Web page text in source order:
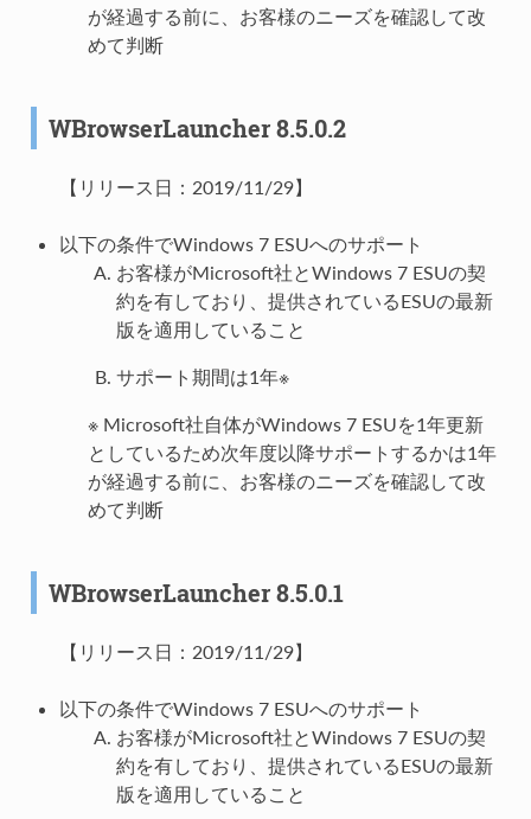
が経過する前に、お客様のニーズを確認して改
めて判断
WBrowserLauncher 8.5.0.2
【リリース日：2019/11/29】
以下の条件でWindows 7 ESUへのサポート
お客様がMicrosoft社とWindows 7 ESUの契
約を有しており、提供されているESUの最新
版を適用していること
サポート期間は1年※
※ Microsoft社自体がWindows 7 ESUを1年更新
としているため次年度以降サポートするかは1年
が経過する前に、お客様のニーズを確認して改
めて判断
WBrowserLauncher 8.5.0.1
【リリース日：2019/11/29】
以下の条件でWindows 7 ESUへのサポート
お客様がMicrosoft社とWindows 7 ESUの契
約を有しており、提供されているESUの最新
版を適用していること